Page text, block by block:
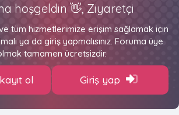
hoşgeldin 👋, Ziyaretçi
tüm hizmetlerimize erişim sağlamak için
ya da giriş yapmalısınız. Foruma üye
tamamen ücretsizdir.
ol Giriş yap